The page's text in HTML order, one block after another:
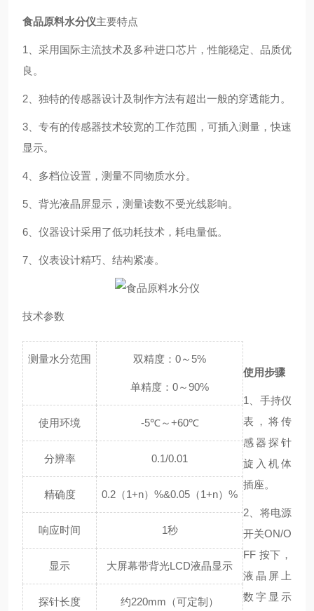
食品原料水分仪主要特点
1、采用国际主流技术及多种进口芯片，性能稳定、品质优
良。
2、独特的传感器设计及制作方法有超出一般的穿透能力。
3、专有的传感器技术较宽的工作范围，可插入测量，快速
显示。
4、多档位设置，测量不同物质水分。
5、背光液晶屏显示，测量读数不受光线影响。
6、仪器设计采用了低功耗技术，耗电量低。
7、仪表设计精巧、结构紧凑。
技术参数
测量水分范围 双精度：0～5%
单精度：0～90%
使用环境 -5℃～+60℃
分辨率 0.1/0.01
精确度 0.2（1+n）%&0.05（1+n）%
响应时间 1秒
显示 大屏幕带背光LCD液晶显示
探针长度 约220mm（可定制）
使用步骤
1、手持仪
表，将传
感器探针
旋入机体
插座。
2、将电源
开关ON/O
FF 按下，
液晶屏上
数字显示